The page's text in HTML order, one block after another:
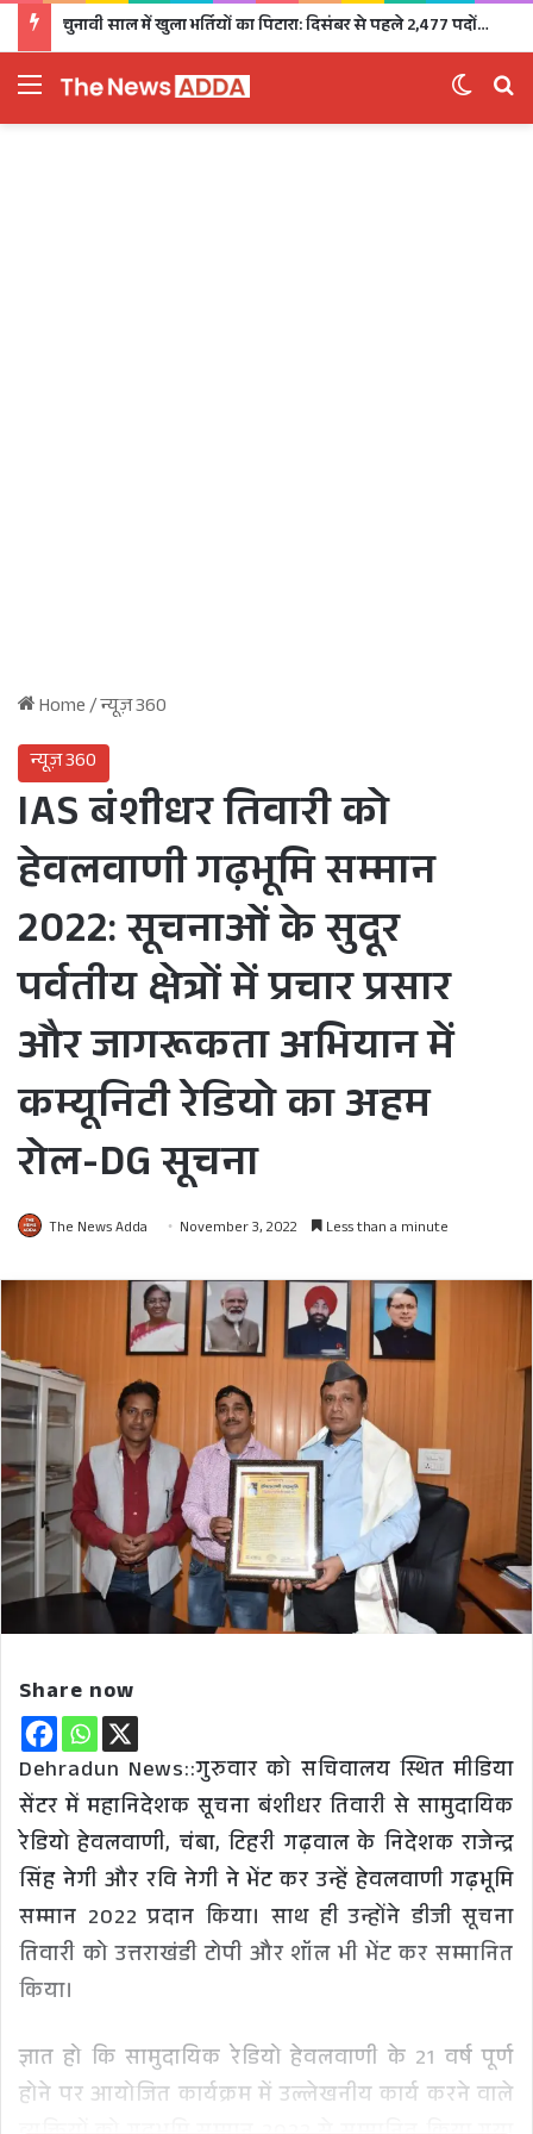
चुनावी साल में खुला भर्तियों का पिटारा: दिसंबर से पहले 2,477 पदों पर भर्ती, 1,470 पदों की परीक्षा भी होगी
Menu
Home/न्यूज़ 360
न्यूज़ 360
IAS बंशीधर तिवारी को
हेवलवाणी गढ़भूमि सम्मान
2022: सूचनाओं के सुदूर
पर्वतीय क्षेत्रों में प्रचार प्रसार
और जागरूकता अभियान में
कम्यूनिटी रेडियो का अहम
रोल-DG सूचना
The News Adda November 3, 2022 Less than a minute
Share now
Dehradun News::गुरुवार को सचिवालय स्थित मीडिया
सेंटर में महानिदेशक सूचना बंशीधर तिवारी से सामुदायिक
रेडियो हेवलवाणी, चंबा, टिहरी गढ़वाल के निदेशक राजेन्द्र
सिंह नेगी और रवि नेगी ने भेंट कर उन्हें हेवलवाणी गढ़भूमि
सम्मान 2022 प्रदान किया। साथ ही उन्होंने डीजी सूचना
तिवारी को उत्तराखंडी टोपी और शॉल भी भेंट कर सम्मानित
किया।
ज्ञात हो कि सामुदायिक रेडियो हेवलवाणी के 21 वर्ष पूर्ण
होने पर आयोजित कार्यक्रम में उल्लेखनीय कार्य करने वाले